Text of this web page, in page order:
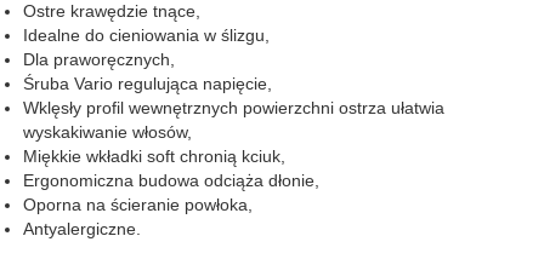
Ostre krawędzie tnące,
Idealne do cieniowania w ślizgu,
Dla praworęcznych,
Śruba Vario regulująca napięcie,
Wklęsły profil wewnętrznych powierzchni ostrza ułatwia
wyskakiwanie włosów,
Miękkie wkładki soft chronią kciuk,
Ergonomiczna budowa odciąża dłonie,
Oporna na ścieranie powłoka,
Antyalergiczne.